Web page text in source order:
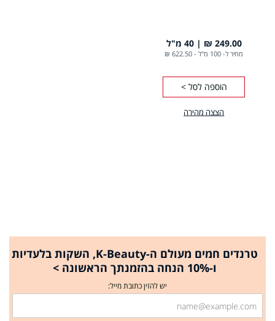
הצצה מהירה
249.00 ₪ 40 מ"ל
מחיר ל- 100 מ"ל -
622.50 ₪
הוספה לסל >
טרנדים חמים מעולם ה-K-Beauty, השקות בלעדיות
ו-10% הנחה בהזמנתך הראשונה >
יש להזין כתובת מייל: